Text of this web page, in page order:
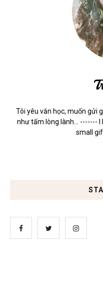
Tôi yêu văn học, muốn gửi
như tấm lòng lành... -------
small